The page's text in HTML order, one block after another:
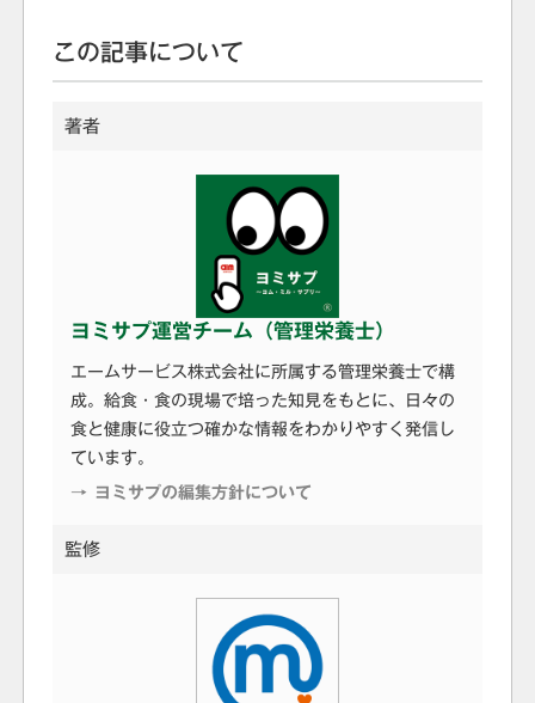
この記事について
著者
ヨミサプ運営チーム（管理栄養士）
エームサービス株式会社に所属する管理栄養士で構
成。給食・食の現場で培った知見をもとに、日々の
食と健康に役立つ確かな情報をわかりやすく発信し
ています。
→ ヨミサプの編集方針について
監修